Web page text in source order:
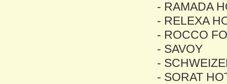
- RAMADA
- RELEXA
- ROCCO
- SAVOY
-
- SORAT